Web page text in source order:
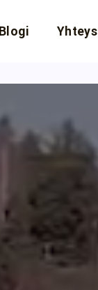
Blogi Yhteys